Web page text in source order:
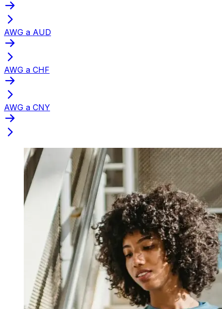
AWG a AUD
AWG a CHF
AWG a CNY